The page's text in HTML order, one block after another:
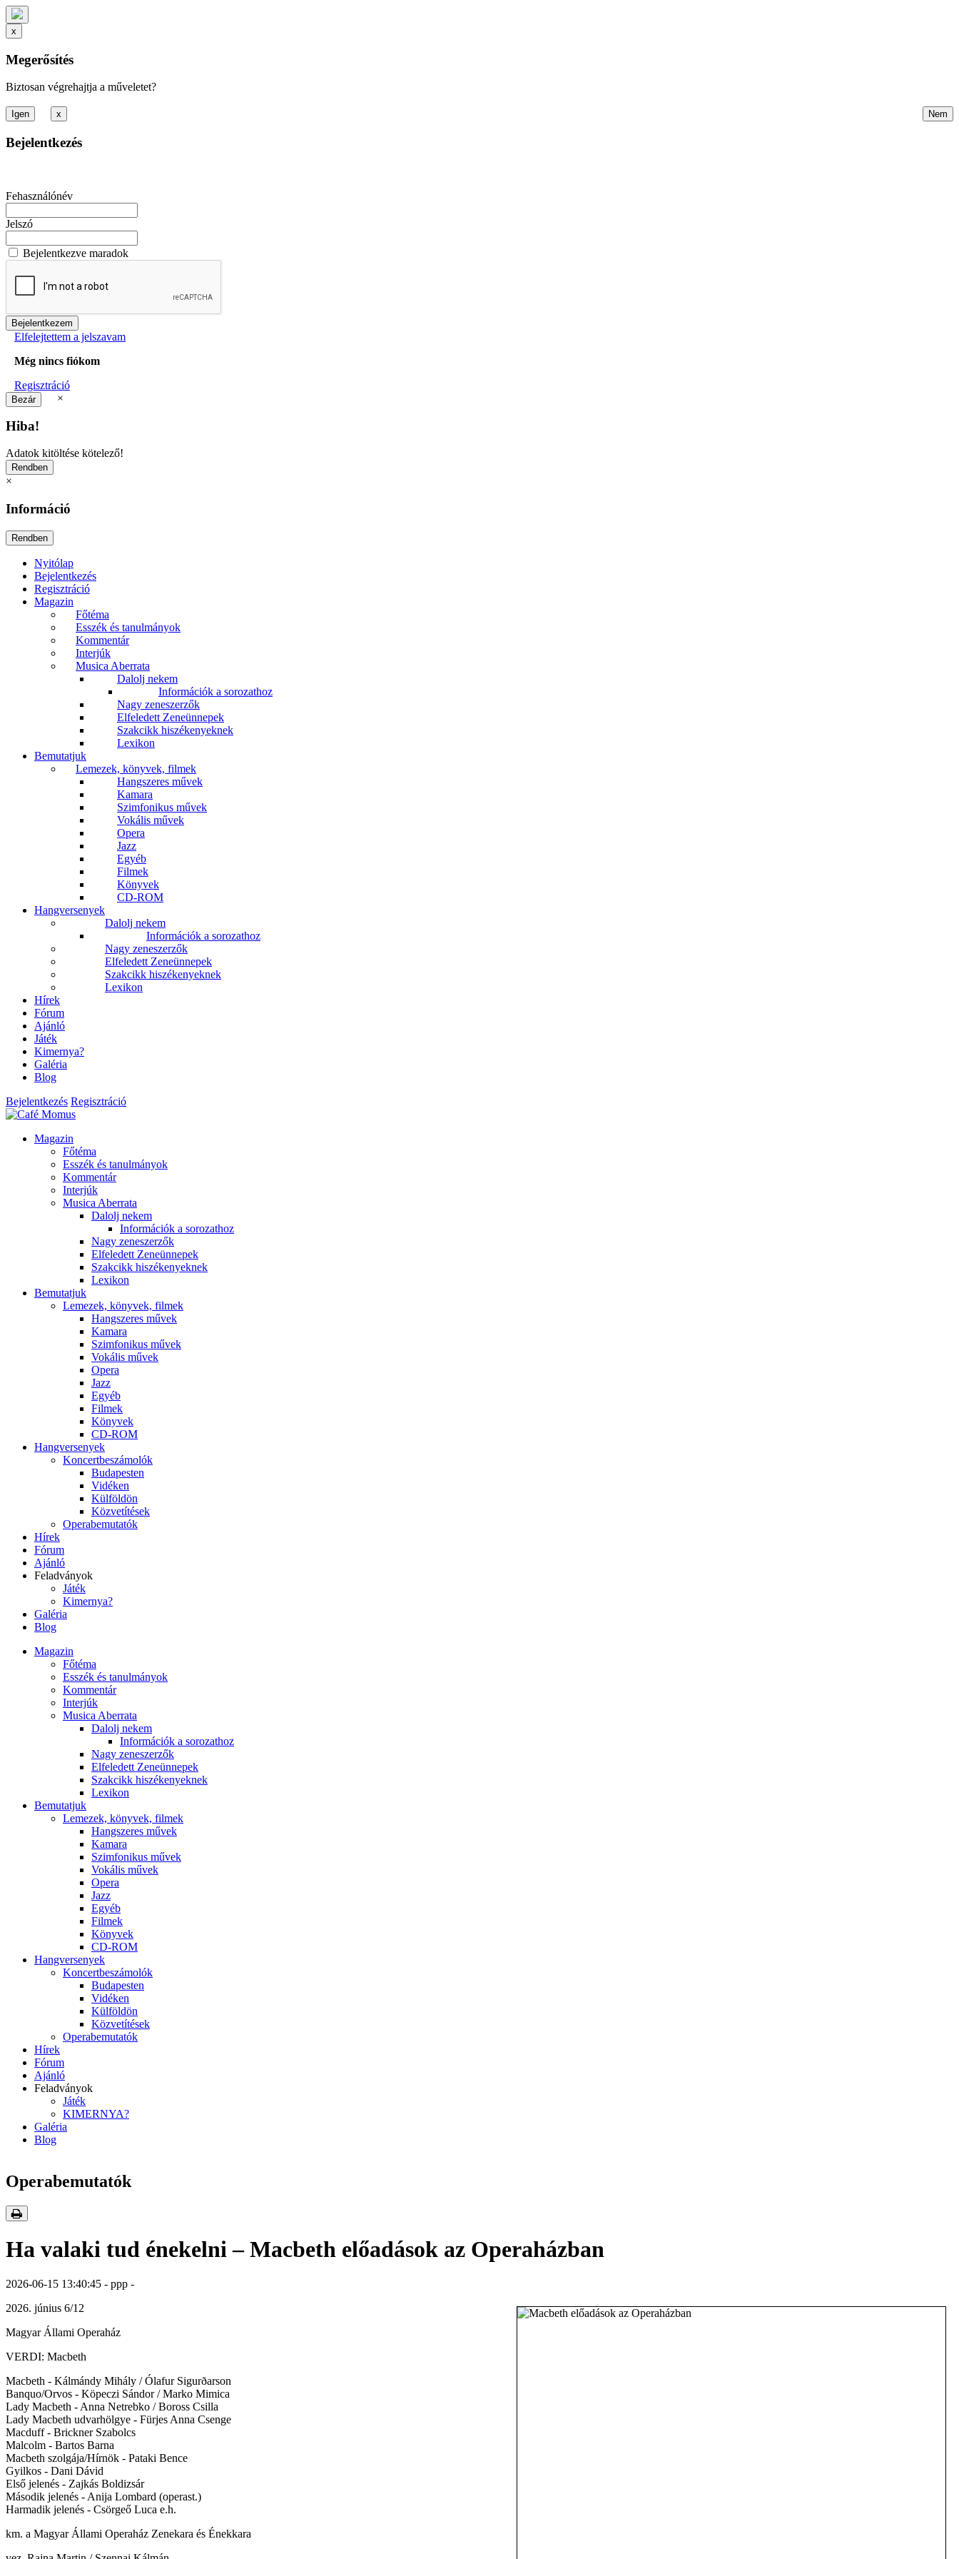
x
Megerősítés
Biztosan végrehajtja a műveletet?
x
Bejelentkezés
Fehasználónév
Jelszó
Bejelentkezve maradok
Elfelejtettem a jelszavam
Még nincs fiókom
Regisztráció
×
Hiba!
Adatok kitöltése kötelező!
×
Információ
Nyitólap
Bejelentkezés
Regisztráció
Magazin
Főtéma
Esszék és tanulmányok
Kommentár
Interjúk
Musica Aberrata
Dalolj nekem
Információk a sorozathoz
Nagy zeneszerzők
Elfeledett Zeneünnepek
Szakcikk hiszékenyeknek
Lexikon
Bemutatjuk
Lemezek, könyvek, filmek
Hangszeres művek
Kamara
Szimfonikus művek
Vokális művek
Opera
Jazz
Egyéb
Filmek
Könyvek
CD-ROM
Hangversenyek
Dalolj nekem
Információk a sorozathoz
Nagy zeneszerzők
Elfeledett Zeneünnepek
Szakcikk hiszékenyeknek
Lexikon
Hírek
Fórum
Ajánló
Játék
Kimernya?
Galéria
Blog
Bejelentkezés Regisztráció
Magazin
Főtéma
Esszék és tanulmányok
Kommentár
Interjúk
Musica Aberrata
Dalolj nekem
Információk a sorozathoz
Nagy zeneszerzők
Elfeledett Zeneünnepek
Szakcikk hiszékenyeknek
Lexikon
Bemutatjuk
Lemezek, könyvek, filmek
Hangszeres művek
Kamara
Szimfonikus művek
Vokális művek
Opera
Jazz
Egyéb
Filmek
Könyvek
CD-ROM
Hangversenyek
Koncertbeszámolók
Budapesten
Vidéken
Külföldön
Közvetítések
Operabemutatók
Hírek
Fórum
Ajánló
Feladványok
Játék
Kimernya?
Galéria
Blog
Magazin
Főtéma
Esszék és tanulmányok
Kommentár
Interjúk
Musica Aberrata
Dalolj nekem
Információk a sorozathoz
Nagy zeneszerzők
Elfeledett Zeneünnepek
Szakcikk hiszékenyeknek
Lexikon
Bemutatjuk
Lemezek, könyvek, filmek
Hangszeres művek
Kamara
Szimfonikus művek
Vokális művek
Opera
Jazz
Egyéb
Filmek
Könyvek
CD-ROM
Hangversenyek
Koncertbeszámolók
Budapesten
Vidéken
Külföldön
Közvetítések
Operabemutatók
Hírek
Fórum
Ajánló
Feladványok
Játék
KIMERNYA?
Galéria
Blog
Operabemutatók
Ha valaki tud énekelni – Macbeth előadások az Operaházban
2026-06-15 13:40:45 - ppp -
2026. június 6/12
Magyar Állami Operaház
VERDI: Macbeth
Macbeth - Kálmándy Mihály / Ólafur Sigurðarson
Banquo/Orvos - Köpeczi Sándor / Marko Mimica
Lady Macbeth - Anna Netrebko / Boross Csilla
Lady Macbeth udvarhölgye - Fürjes Anna Csenge
Macduff - Brickner Szabolcs
Malcolm - Bartos Barna
Macbeth szolgája/Hírnök - Pataki Bence
Gyilkos - Dani Dávid
Első jelenés - Zajkás Boldizsár
Második jelenés - Anija Lombard (operast.)
Harmadik jelenés - Csörgeő Luca e.h.
km. a Magyar Állami Operaház Zenekara és Énekkara